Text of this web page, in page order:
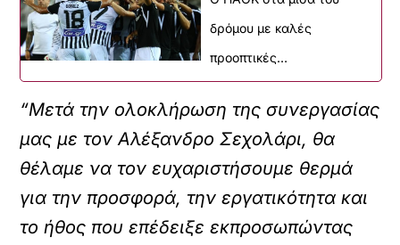
δρόμου με καλές
προοπτικές…
“Μετά την ολοκλήρωση της συνεργασίας
μας με τον Αλέξανδρο Σεχολάρι, θα
θέλαμε να τον ευχαριστήσουμε θερμά
για την προσφορά, την εργατικότητα και
το ήθος που επέδειξε εκπροσωπώντας